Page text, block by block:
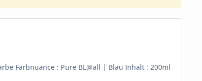
Farbnuance : Pure BL@all | Blau Inhalt : 200ml